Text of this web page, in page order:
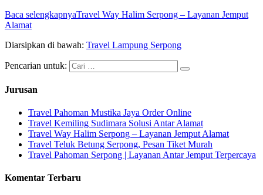
Baca selengkapnyaTravel Way Halim Serpong – Layanan Jemput
Alamat
Diarsipkan di bawah: Travel Lampung Serpong
Pencarian untuk:
Jurusan
Travel Pahoman Mustika Jaya Order Online
Travel Kemiling Sudimara Solusi Antar Alamat
Travel Way Halim Serpong – Layanan Jemput Alamat
Travel Teluk Betung Serpong, Pesan Tiket Murah
Travel Pahoman Serpong | Layanan Antar Jemput Terpercaya
Komentar Terbaru